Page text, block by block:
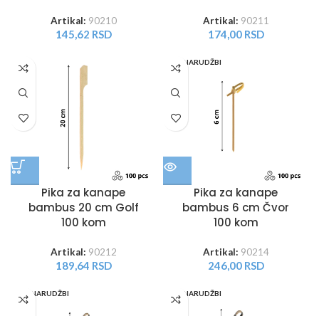
Artikal: 90210
145,62 RSD
Artikal: 90211
174,00 RSD
Pika za kanape
bambus 20 cm Golf
100 kom
Artikal: 90212
189,64 RSD
PO NARUDŽBI
Pika za kanape
bambus 6 cm Čvor
100 kom
Artikal: 90214
246,00 RSD
PO NARUDŽBI PO NARUDŽBI